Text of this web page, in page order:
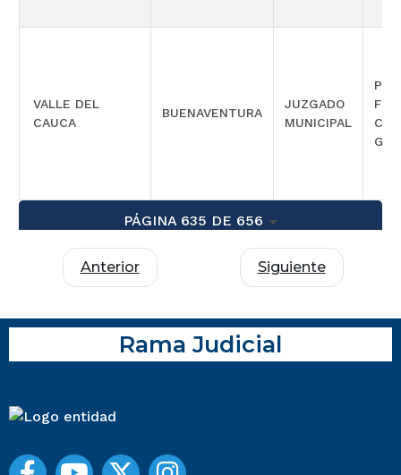
VALLE DEL
CAUCA
BUENAVENTURA
JUZGADO
MUNICIPAL
PÁGINA 635 DE 656
Anterior Siguiente
Rama Judicial